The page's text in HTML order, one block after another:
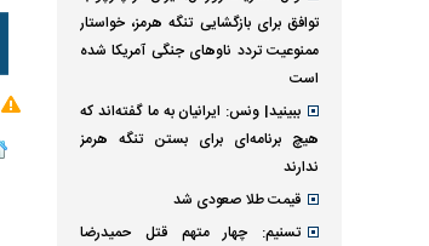
توافق برای بازگشایی تنگه هرمز، خواستار
ممنوعیت تردد ناو‌های جنگی آمریکا شده
است
ببینید| ونس: ایرانیان به ما گفته‌اند که
هیچ برنامه‌ای برای بستن تنگه هرمز
ندارند
قیمت طلا صعودی شد
تسنیم: چهار متهم قتل حمیدرضا